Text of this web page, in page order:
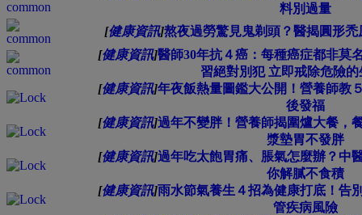
料別過量
[健康資訊]熬夜過勞驚見鬼剃頭？醫揭圓形
[健康資訊]醫師30年抗４癌：每種癌症都非莫
習絕對別犯 立即戒除危險的
[健康資訊]年夜飯熱量圖鑑大公開！營養師教
後發福
[健康資訊]過年不變胖！營養師揭圍爐大餐，
漿墊胃不發胖
[健康資訊]過年吃太飽胃痛、脹氣怎麼辦？中
你解膩不食積
[健康資訊]雨水節氣養生４招為健康打底！告
管疾病風險